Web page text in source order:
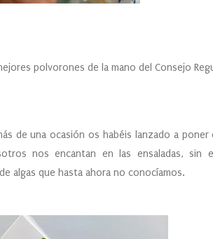
polvorones de la mano del Consejo
de una ocasión os habéis lanzado a
nos encantan en las ensaladas, sin
algas que hasta ahora no conocíamos.